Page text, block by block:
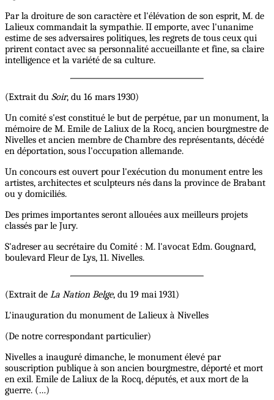
Par la droiture de son caractère et l'élévation de son esprit, M. de
Lalieux commandait la sympathie. II emporte, avec l'unanime
estime de ses adversaires politiques, les regrets de tous ceux qui
prirent contact avec sa personnalité accueillante et fine, sa claire
intelligence et la variété de sa culture.
(Extrait du Soir, du 16 mars 1930)
Un comité s'est constitué le but de perpétue, par un monument, la
mémoire de M. Emile de Laliux de la Rocq, ancien bourgmestre de
Nivelles et ancien membre de Chambre des représentants, décédé
en déportation, sous l'occupation allemande.
Un concours est ouvert pour l'exécution du monument entre les
artistes, architectes et sculpteurs nés dans la province de Brabant
ou y domiciliés.
Des primes importantes seront allouées aux meilleurs projets
classés par le Jury.
S'adreser au secrétaire du Comité : M. l'avocat Edm. Gougnard,
boulevard Fleur de Lys, 11. Nivelles.
(Extrait de La Nation Belge, du 19 mai 1931)
L'inauguration du monument de Lalieux à Nivelles
(De notre correspondant particulier)
Nivelles a inauguré dimanche, le monument élevé par
souscription publique à son ancien bourgmestre, déporté et mort
en exil. Emile de Laliux de la Rocq, députés, et aux mort de la
guerre. (…)